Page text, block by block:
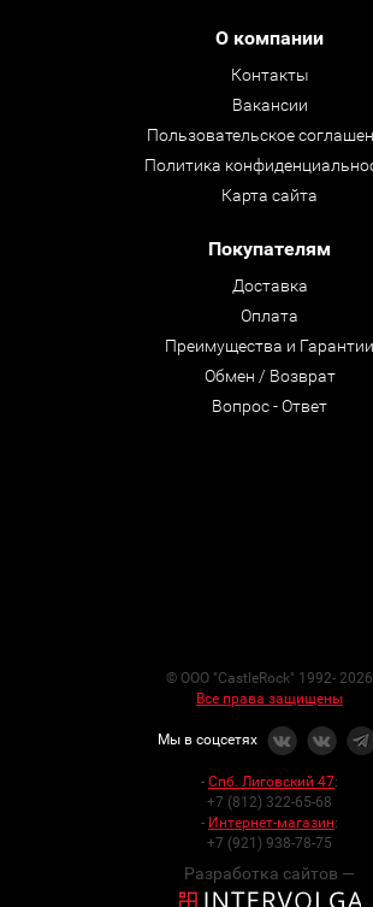
О компании
Контакты
Вакансии
Пользовательское
Политика
Карта сайта
Покупателям
Доставка
Оплата
Преимущества и Гарантии
Обмен / Возврат
Вопрос - Ответ
© ООО "CastleRock" 1992- 2026
Все права защищены
Мы в соцсетях
- Спб. Лиговский 47:
+7 (812) 322-65-68
- Интернет-магазин:
+7 (921) 938-78-75
Разработка сайтов —